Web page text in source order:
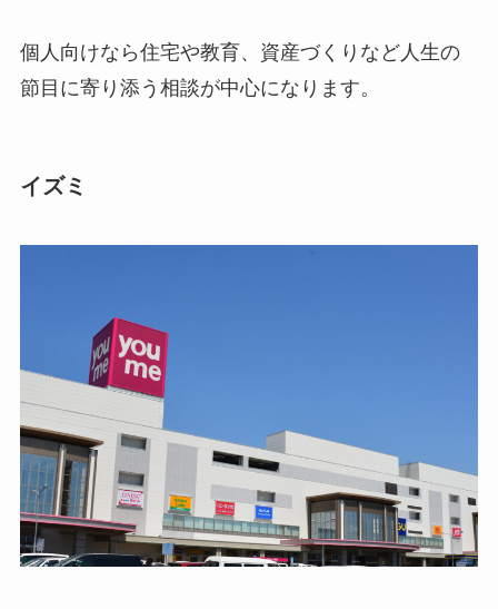
個人向けなら住宅や教育、資産づくりなど人生の
節目に寄り添う相談が中心になります。
イズミ